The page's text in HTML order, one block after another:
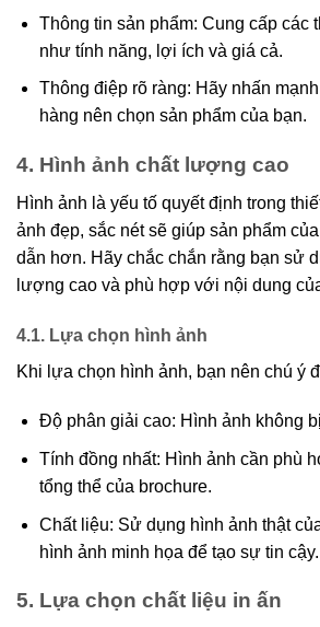
Thông tin sản phẩm: Cung cấp các
như tính năng, lợi ích và giá cả.
Thông điệp rõ ràng: Hãy nhấn
hàng nên chọn sản phẩm của bạn.
4. Hình ảnh chất lượng cao
Hình ảnh là yếu tố quyết định trong
ảnh đẹp, sắc nét sẽ giúp sản phẩm
dẫn hơn. Hãy chắc chắn rằng bạn sử
lượng cao và phù hợp với nội dung
4.1. Lựa chọn hình ảnh
Khi lựa chọn hình ảnh, bạn nên chú ý
Độ phân giải cao: Hình ảnh không
Tính đồng nhất: Hình ảnh cần phù
tổng thể của brochure.
Chất liệu: Sử dụng hình ảnh thật
hình ảnh minh họa để tạo sự tin cậy.
5. Lựa chọn chất liệu in ấn